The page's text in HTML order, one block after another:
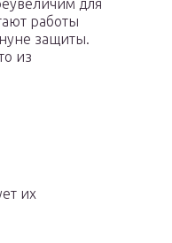
для
работы
защиты.
из
их